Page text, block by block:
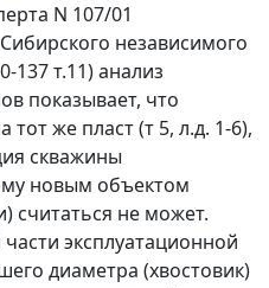
N 107/01
независимого
137 т.11) анализ
показывает, что
же пласт (т 5, л.д. 1-6),
скважины
новым объектом
считаться не может.
эксплуатационной
диаметра (хвостовик)